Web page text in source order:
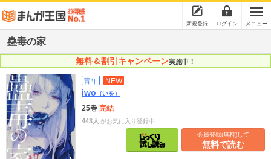
新規登録 ログイン メニュー
蠱毒の家
無料＆割引キャンペーン実施中！
青年 NEW
iwo （いを）
25巻 完結
443人 がお気に入り登録中
会員登録(無料)して
無料で読む